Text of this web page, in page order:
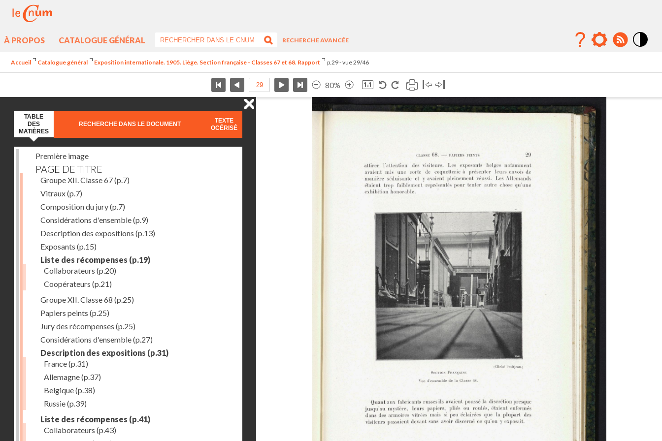
À PROPOS CATALOGUE GÉNÉRAL
RECHERCHE AVANCÉE
Accueil Catalogue général Exposition internationale. 1905. Liège. Section française - Classes 67 et 68. Rapport p.29 - vue 29/46
80%
TABLE
DES
MATIÈRES
RECHERCHE DANS LE DOCUMENT
TEXTE
OCÉRISÉ
Première image
PAGE DE TITRE
Groupe XII. Classe 67(p.7)
Vitraux(p.7)
Composition du jury(p.7)
Considérations d'ensemble(p.9)
Description des expositions (p.13)
Exposants (p.15)
Liste des récompenses (p.19)
Collaborateurs (p.20)
Coopérateurs (p.21)
Groupe XII. Classe 68 (p.25)
Papiers peints (p.25)
Jury des récompenses (p.25)
Considérations d'ensemble(p.27)
Description des expositions (p.31)
France(p.31)
Allemagne(p.37)
Belgique(p.38)
Russie(p.39)
Liste des récompenses (p.41)
Collaborateurs (p.43)